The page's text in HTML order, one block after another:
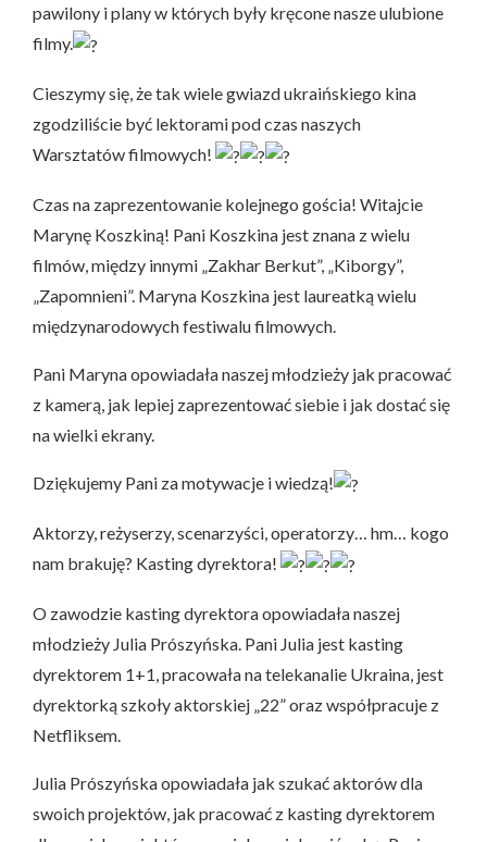
pawilony i plany w których były kręcone nasze ulubione
filmy.
Cieszymy się, że tak wiele gwiazd ukraińskiego kina
zgodziliście być lektorami pod czas naszych
Warsztatów filmowych!
Czas na zaprezentowanie kolejnego gościa! Witajcie
Marynę Koszkiną! Pani Koszkina jest znana z wielu
filmów, między innymi „Zakhar Berkut”, „Kiborgy”,
„Zapomnieni”. Maryna Koszkina jest laureatką wielu
międzynarodowych festiwalu filmowych.
Pani Maryna opowiadała naszej młodzieży jak pracować
z kamerą, jak lepiej zaprezentować siebie i jak dostać się
na wielki ekrany.
Dziękujemy Pani za motywacje i wiedzą!
Aktorzy, reżyserzy, scenarzyści, operatorzy… hm… kogo
nam brakuję? Kasting dyrektora!
O zawodzie kasting dyrektora opowiadała naszej
młodzieży Julia Prószyńska. Pani Julia jest kasting
dyrektorem 1+1, pracowała na telekanalie Ukraina, jest
dyrektorką szkoły aktorskiej „22” oraz współpracuje z
Netfliksem.
Julia Prószyńska opowiadała jak szukać aktorów dla
swoich projektów, jak pracować z kasting dyrektorem